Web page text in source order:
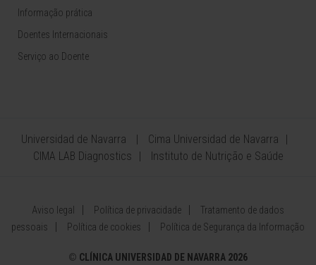
Informação prática
Doentes Internacionais
Serviço ao Doente
Universidad de Navarra
Cima Universidad de Navarra
CIMA LAB Diagnostics
Instituto de Nutrição e Saúde
Aviso legal Política de privacidade
Tratamento de dados
pessoais
Política de cookies Política de Segurança da Informação
© CLÍNICA UNIVERSIDAD DE NAVARRA 2026